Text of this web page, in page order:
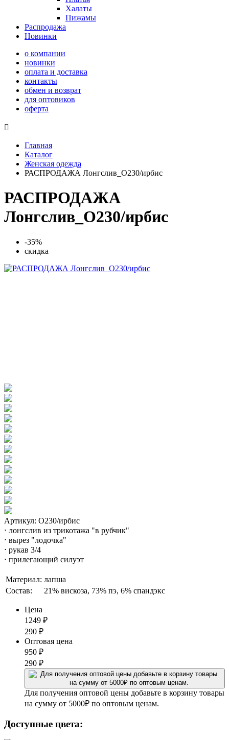
Халаты
Пижамы
Распродажа
Новинки
о компании
новинки
оплата и доставка
контакты
обмен и возврат
для оптовиков
оферта

Главная
Каталог
Женская одежда
РАСПРОДАЖА Лонгслив_О230/ирбис
РАСПРОДАЖА
Лонгслив_О230/ирбис
-35%
скидка
Артикул: О230/ирбис
⋅ лонгслив из трикотажа "в рубчик"
⋅ вырез "лодочка"
⋅ рукав 3/4
⋅ прилегающий силуэт
Материал: лапша
Состав:
21% вискоза, 73% пэ, 6% спандэкс
Цена
1249 ₽
290 ₽
Оптовая цена
950 ₽
290 ₽
Для получения оптовой цены добавьте в корзину товары
на сумму от 5000₽ по оптовым ценам.
Доступные цвета: